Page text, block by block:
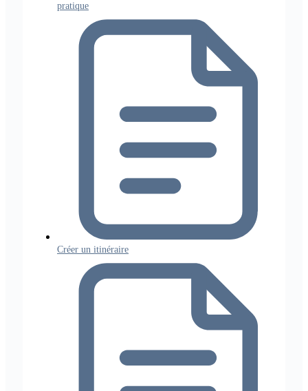
pratique
Créer un itinéraire